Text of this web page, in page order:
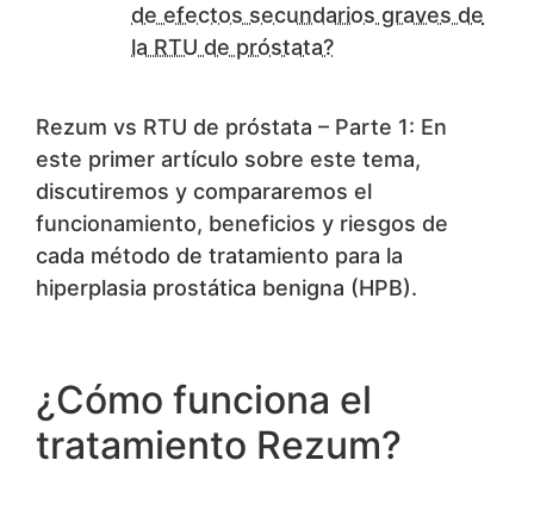
de efectos secundarios graves de
la RTU de próstata?
Rezum vs RTU de próstata – Parte 1: En
este primer artículo sobre este tema,
discutiremos y compararemos el
funcionamiento, beneficios y riesgos de
cada método de tratamiento para la
hiperplasia prostática benigna (HPB).
¿Cómo funciona el
tratamiento Rezum?